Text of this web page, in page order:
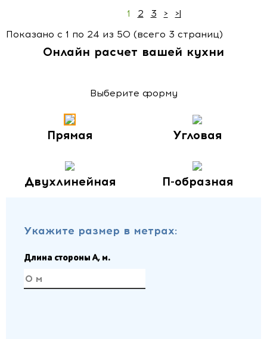
1 2 3 >
>|
Показано с 1 по 24 из 50 (всего 3 страниц)
Онлайн расчет вашей кухни
Выберите форму
Прямая Угловая
Двухлинейная П-образная
Укажите размер в метрах:
Длина стороны A, м.